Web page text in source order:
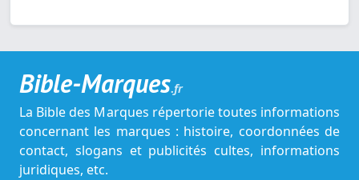
Bible-Marques.fr
La Bible des Marques répertorie toutes informations
concernant les marques : histoire, coordonnées de
contact, slogans et publicités cultes, informations
juridiques, etc.